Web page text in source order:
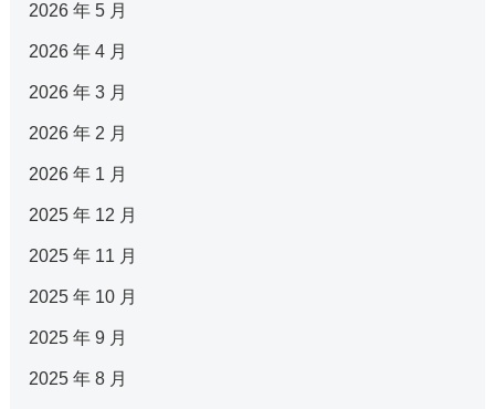
2026 年 5 月
2026 年 4 月
2026 年 3 月
2026 年 2 月
2026 年 1 月
2025 年 12 月
2025 年 11 月
2025 年 10 月
2025 年 9 月
2025 年 8 月